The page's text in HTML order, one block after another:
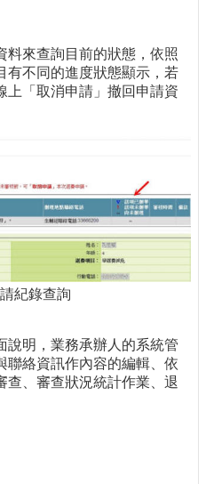
料來查詢目前的狀態，依照
有不同的進度狀態顯示，若
上「取消申請」撤回申請資
紀錄查詢
說明，業務承辦人的系統管
聯絡資訊作內容的編輯、依
查、審查狀況統計作業、退